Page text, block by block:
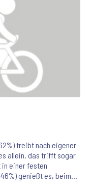
treibt nach eigener
allein, das trifft sogar
einer festen
genießt es, beim